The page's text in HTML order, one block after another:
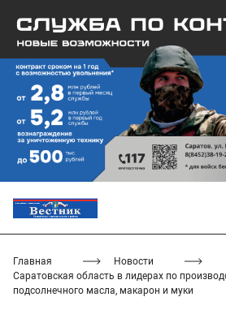
Главная
Новости
Саратовская область в лидерах по
подсолнечного масла, макарон и муки